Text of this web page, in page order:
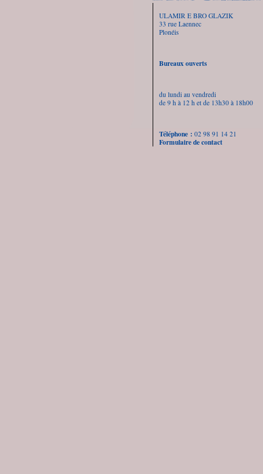
ULAMIR E BRO GLAZIK
33 rue Laennec
Plonéis
Bureaux ouverts
du lundi au vendredi
de 9 h à 12 h et de 13h30 à 18h00
Téléphone : 02 98 91 14 21
Formulaire de contact